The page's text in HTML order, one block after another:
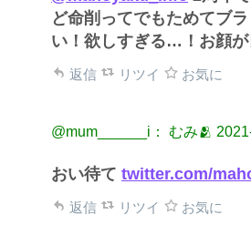
ど命削ってでもためてブ
い！欲しすぎる…！お顔
返信 リツイ お気に
@mum______i： むみ🫂
おい待て twitter.com/
返信 リツイ お気に